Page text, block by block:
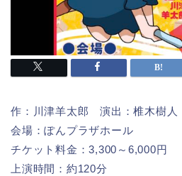
作：川津羊太郎 演出：椎木樹人
会場：ぽんプラザホール
チケット料金：3,300～6,000円
上演時間：約120分